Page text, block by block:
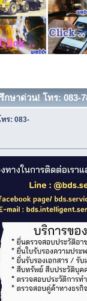
าด่วน! โทร: 083-
ร: 083-